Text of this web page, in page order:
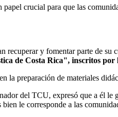
crucial para que las
recuperar y fomentar parte de su
de Costa Rica", inscritos
la preparación de materiales
del TCU, expresó que a él
le corresponde a las